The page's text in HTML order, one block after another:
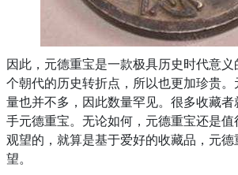
因此，元德重宝是一款极具历史时代意义
个朝代的历史转折点，所以也更加珍贵
量也并不多，因此数量罕见。很多收藏者
手元德重宝。无论如何，元德重宝还是
观望的，就算是基于爱好的收藏品，元
望。